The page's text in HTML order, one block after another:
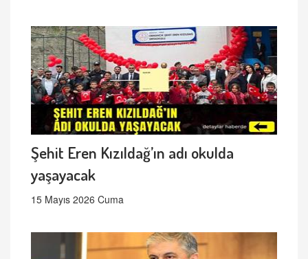
Şehit Eren Kızıldağ’ın adı okulda
yaşayacak
15 Mayıs 2026 Cuma